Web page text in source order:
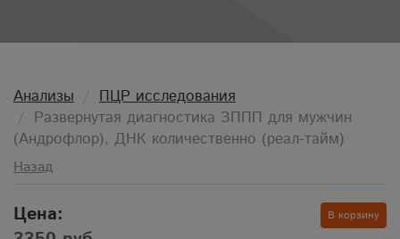
Анализы
ПЦР исследования
Развернутая диагностика ЗППП для мужчин
(Андрофлор), ДНК количественно (реал-тайм)
Назад
В корзину
Цена: